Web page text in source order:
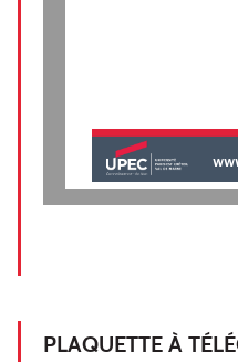
PLAQUETTE À